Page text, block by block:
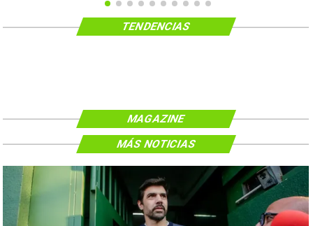
TENDENCIAS
MAGAZINE
MÁS NOTICIAS